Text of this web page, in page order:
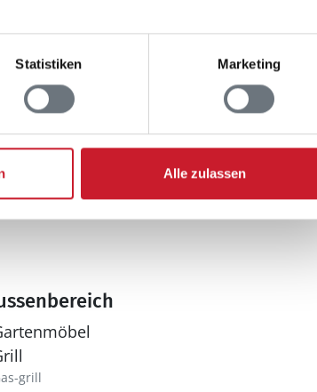
Statistiken Marketing
Alle zulassen
Anzahl Duschen: 1
grill